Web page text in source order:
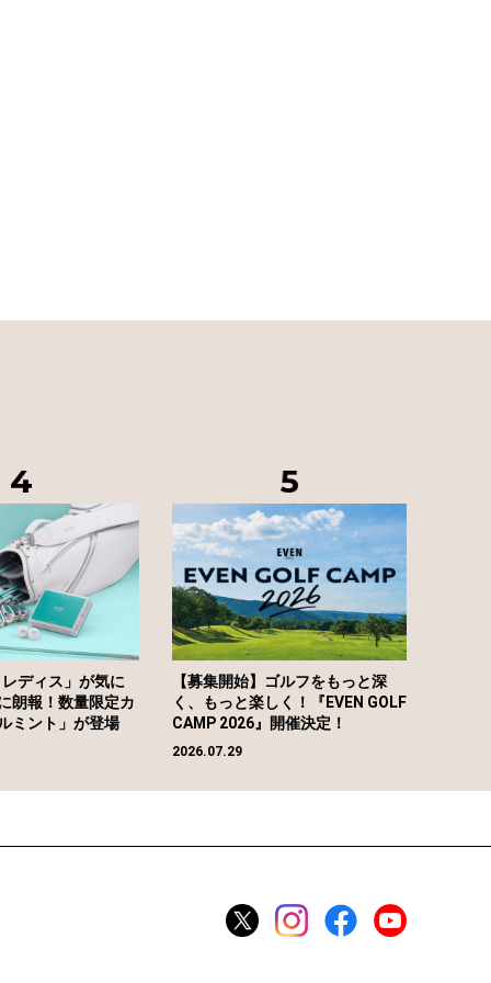
ディス」が気に
朗報！数量限定カ
ミント」が登場
【募集開始】ゴルフをもっと深
く、もっと楽しく！『EVEN GOLF
CAMP 2026』開催決定！
2026.07.29